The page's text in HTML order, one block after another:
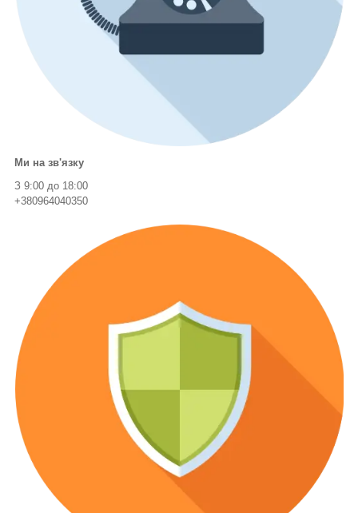
Ми на зв'язку
З 9:00 до 18:00
+380964040350